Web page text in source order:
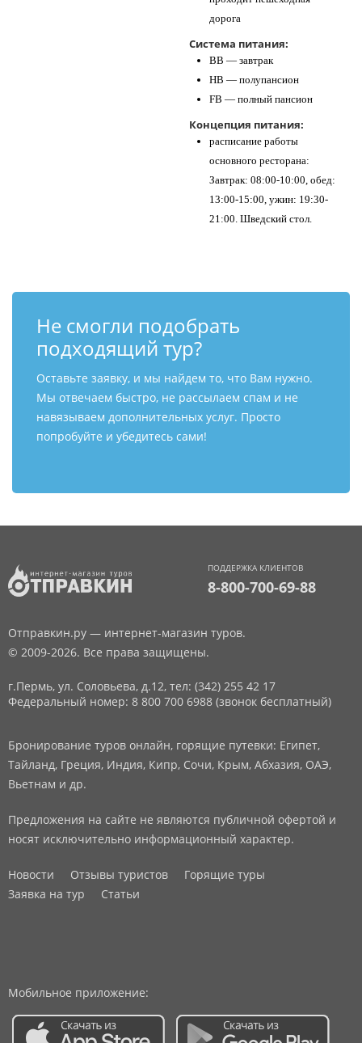
дорога
Система питания:
BB — завтрак
HB — полупансион
FB — полный пансион
Концепция питания:
расписание работы
основного ресторана:
Завтрак: 08:00-10:00, обед:
13:00-15:00, ужин: 19:30-
21:00. Шведский стол.
Не смогли подобрать
подходящий тур?
Оставьте заявку, и мы найдем то, что Вам нужно.
Мы отвечаем быстро, не рассылаем спам и не
навязываем дополнительных услуг. Просто
попробуйте и убедитесь сами!
ПОДДЕРЖКА КЛИЕНТОВ
8-800-700-69-88
Отправкин.ру — интернет-магазин туров.
© 2009-2026. Все права защищены.
г.Пермь, ул. Соловьева, д.12, тел: (342) 255 42 17
Федеральный номер: 8 800 700 6988 (звонок бесплатный)
Бронирование туров онлайн, горящие путевки: Египет,
Тайланд, Греция, Индия, Кипр, Сочи, Крым, Абхазия, ОАЭ,
Вьетнам и др.
Предложения на сайте не являются публичной офертой и
носят исключительно информационный характер.
Новости Отзывы туристов
Горящие туры
Заявка на тур
Статьи
Мобильное приложение: